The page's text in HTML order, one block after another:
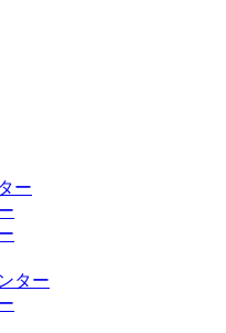
ー
ター